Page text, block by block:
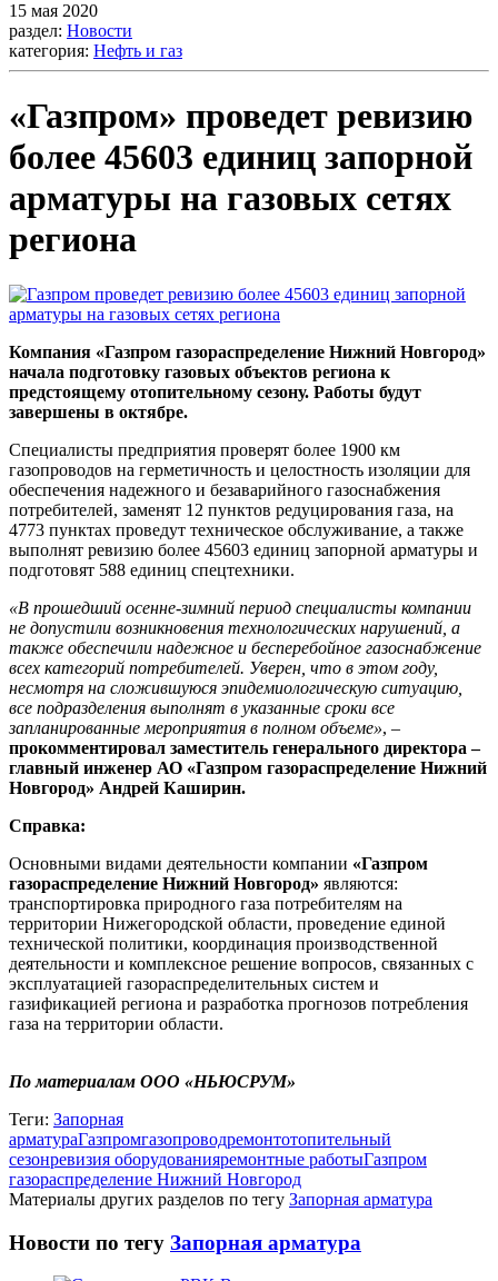
15 мая 2020
раздел: Новости
категория: Нефть и газ
«Газпром» проведет ревизию
более 45603 единиц запорной
арматуры на газовых сетях
региона
Компания «Газпром газораспределение Нижний Новгород»
начала подготовку газовых объектов региона к
предстоящему отопительному сезону. Работы будут
завершены в октябре.
Специалисты предприятия проверят более 1900 км
газопроводов на герметичность и целостность изоляции для
обеспечения надежного и безаварийного газоснабжения
потребителей, заменят 12 пунктов редуцирования газа, на
4773 пунктах проведут техническое обслуживание, а также
выполнят ревизию более 45603 единиц запорной арматуры и
подготовят 588 единиц спецтехники.
«В прошедший осенне-зимний период специалисты компании
не допустили возникновения технологических нарушений, а
также обеспечили надежное и бесперебойное газоснабжение
всех категорий потребителей. Уверен, что в этом году,
несмотря на сложившуюся эпидемиологическую ситуацию,
все подразделения выполнят в указанные сроки все
запланированные мероприятия в полном объеме», –
прокомментировал заместитель генерального директора –
главный инженер АО «Газпром газораспределение Нижний
Новгород» Андрей Каширин.
Справка:
Основными видами деятельности компании «Газпром
газораспределение Нижний Новгород» являются:
транспортировка природного газа потребителям на
территории Нижегородской области, проведение единой
технической политики, координация производственной
деятельности и комплексное решение вопросов, связанных с
эксплуатацией газораспределительных систем и
газификацией региона и разработка прогнозов потребления
газа на территории области.
По материалам ООО «НЬЮСРУМ»
Теги: Запорная
арматураГазпромгазопроводремонтотопительный
сезонревизия оборудованияремонтные работыГазпром
газораспределение Нижний Новгород
Материалы других разделов по тегу Запорная арматура
Новости по тегу Запорная арматура